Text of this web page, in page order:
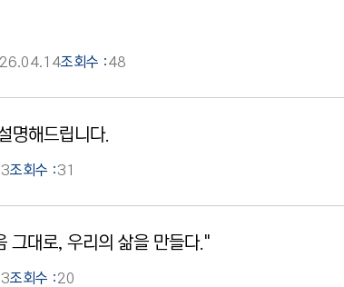
조회수 :48
명해드립니다.
조회수 :31
대로, 우리의 삶을 만들다."
조회수 :20